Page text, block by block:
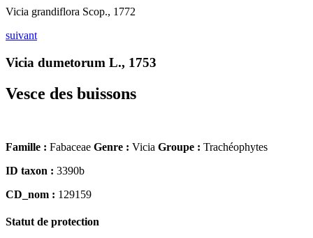
Vicia grandiflora Scop., 1772
suivant
Vicia dumetorum L., 1753
Vesce des buissons
Famille : Fabaceae Genre : Vicia Groupe : Trachéophytes
ID taxon : 3390b
CD_nom : 129159
Statut de protection